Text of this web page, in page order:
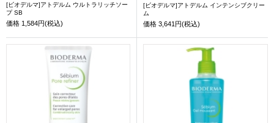
[ビオデルマ]アトデルム ウルトラリッチソー
プ SB
価格 1,584円(税込)
[ビオデルマ]アトデルム インテンシブクリー
ム
価格 3,641円(税込)